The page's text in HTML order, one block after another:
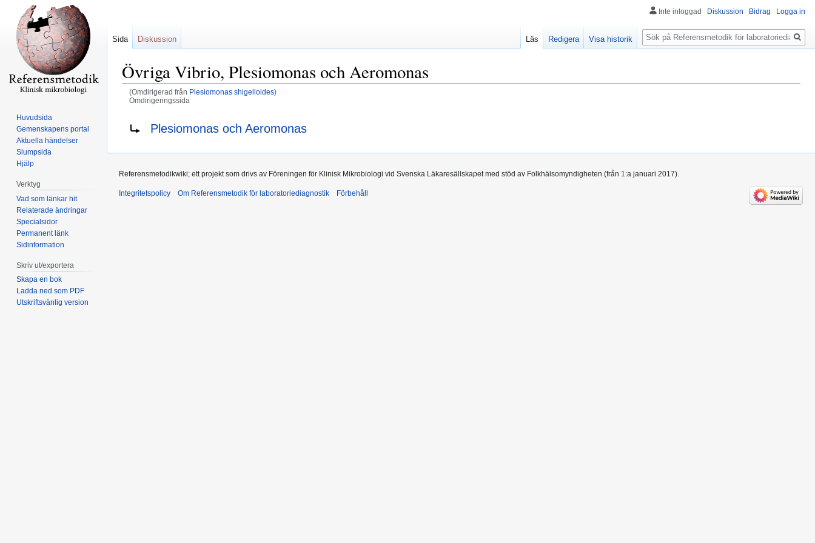
Övriga Vibrio, Plesiomonas och Aeromonas
(Omdirigerad från Plesiomonas shigelloides)
Omdirigeringssida
Omdirigering till:
Plesiomonas och Aeromonas
Inte inloggad Diskussion Bidrag Logga in
Sida Diskussion Läs Redigera Visa historik
Sök
Huvudsida
Gemenskapens portal
Aktuella händelser
Slumpsida
Hjälp
Verktyg
Vad som länkar hit
Relaterade ändringar
Specialsidor
Permanent länk
Sidinformation
Skriv ut/exportera
Skapa en bok
Ladda ned som PDF
Utskriftsvänlig version
Referensmetodikwiki; ett projekt som drivs av Föreningen för Klinisk Mikrobiologi vid Svenska Läkaresällskapet med stöd av Folkhälsomyndigheten (från 1:a januari 2017).
Integritetspolicy Om Referensmetodik för laboratoriediagnostik Förbehåll